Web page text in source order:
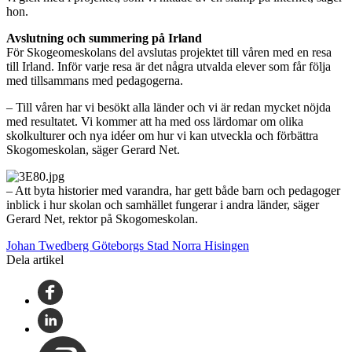
hon.
Avslutning och summering på Irland
För Skogeomeskolans del avslutas projektet till våren med en resa
till Irland. Inför varje resa är det några utvalda elever som får följa
med tillsammans med pedagogerna.
– Till våren har vi besökt alla länder och vi är redan mycket nöjda
med resultatet. Vi kommer att ha med oss lärdomar om olika
skolkulturer och nya idéer om hur vi kan utveckla och förbättra
Skogomeskolan, säger Gerard Net.
– Att byta historier med varandra, har gett både barn och pedagoger
inblick i hur skolan och samhället fungerar i andra länder, säger
Gerard Net, rektor på Skogomeskolan.
Johan Twedberg Göteborgs Stad Norra Hisingen
Dela artikel